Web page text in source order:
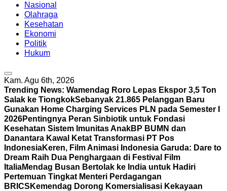
Nasional
Olahraga
Kesehatan
Ekonomi
Politik
Hukum
Kam. Agu 6th, 2026
Trending News: Wamendag Roro Lepas Ekspor 3,5 Ton
Salak ke TiongkokSebanyak 21.865 Pelanggan Baru
Gunakan Home Charging Services PLN pada Semester I
2026Pentingnya Peran Sinbiotik untuk Fondasi
Kesehatan Sistem Imunitas AnakBP BUMN dan
Danantara Kawal Ketat Transformasi PT Pos
IndonesiaKeren, Film Animasi Indonesia Garuda: Dare to
Dream Raih Dua Penghargaan di Festival Film
ItaliaMendag Busan Bertolak ke India untuk Hadiri
Pertemuan Tingkat Menteri Perdagangan
BRICS Kemendag Dorong Komersialisasi Kekayaan